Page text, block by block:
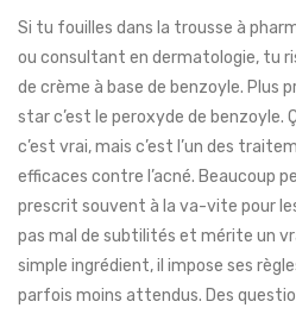
Si tu fouilles dans la trousse à
ou consultant en dermatologie, tu
de crème à base de benzoyle. Plus
star c’est le peroxyde de benzoyle.
c’est vrai, mais c’est l’un des
efficaces contre l’acné. Beaucoup
prescrit souvent à la va-vite pour
pas mal de subtilités et mérite un
simple ingrédient, il impose ses
parfois moins attendus. Des